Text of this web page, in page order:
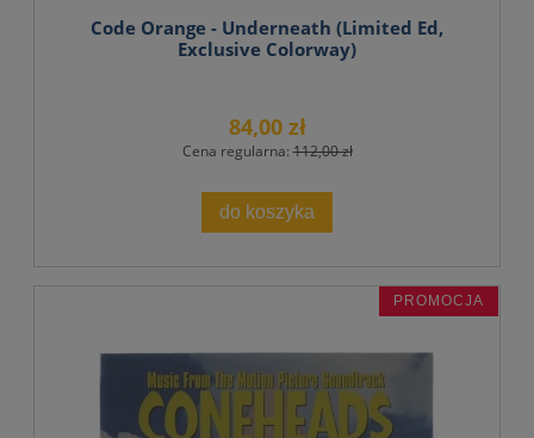
Code Orange - Underneath (Limited Ed,
Exclusive Colorway)
84,00 zł
Cena regularna:112,00 zł
do koszyka
PROMOCJA